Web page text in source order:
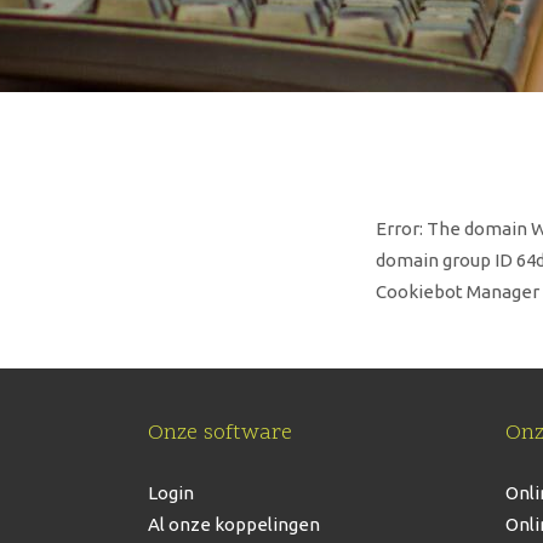
Error: The domain
domain group ID
Cookiebot
Onze software
Login
Al onze koppelingen